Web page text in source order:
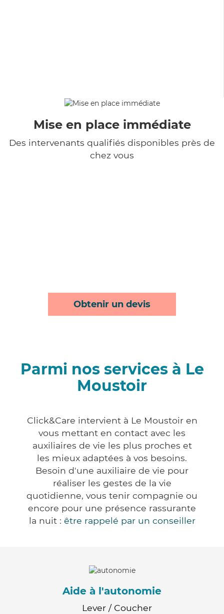
Mise en place immédiate
Des intervenants qualifiés disponibles près de
chez vous
Obtenir un devis
Parmi nos services à Le
Moustoir
Click&Care intervient à Le Moustoir en
vous mettant en contact avec les
auxiliaires de vie les plus proches et
les mieux adaptées à vos besoins.
Besoin d'une auxiliaire de vie pour
réaliser les gestes de la vie
quotidienne, vous tenir compagnie ou
encore pour une présence rassurante
la nuit : être rappelé par un conseiller
Aide à l'autonomie
Lever / Coucher